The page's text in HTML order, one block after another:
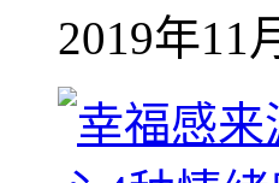
2019年11